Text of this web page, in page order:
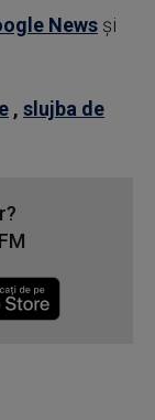
News şi
, slujba de